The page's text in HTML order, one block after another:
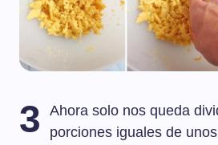
3
Ahora solo nos queda
porciones iguales de